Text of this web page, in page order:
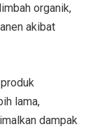
organik,
akibat
lama,
dampak